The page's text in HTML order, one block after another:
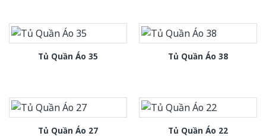
Tủ Quần Áo 35 Tủ Quần Áo 38
Tủ Quần Áo 27 Tủ Quần Áo 22